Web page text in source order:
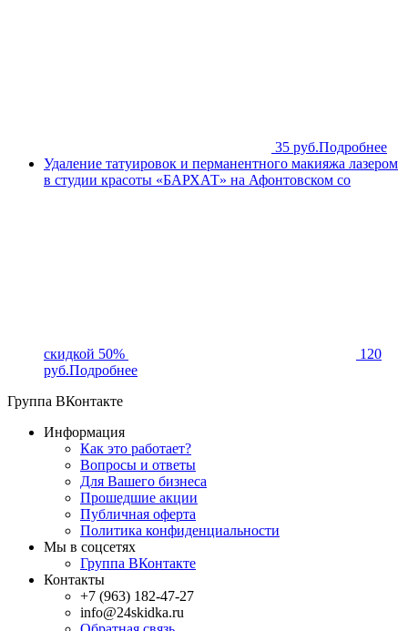
35 руб.Подробнее
Удаление татуировок и перманентного макияжа лазером
в студии красоты «БАРХАТ» на Афонтовском со
скидкой 50%
120
руб.Подробнее
Группа ВКонтакте
Информация
Как это работает?
Вопросы и ответы
Для Вашего бизнеса
Прошедшие акции
Публичная оферта
Политика конфиденциальности
Мы в соцсетях
Группа ВКонтакте
Контакты
+7 (963) 182-47-27
info@24skidka.ru